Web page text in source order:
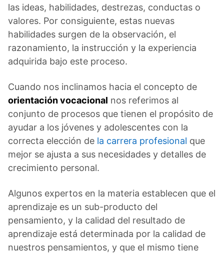
las ideas, habilidades, destrezas, conductas o
valores. Por consiguiente, estas nuevas
habilidades surgen de la observación, el
razonamiento, la instrucción y la experiencia
adquirida bajo este proceso.
Cuando nos inclinamos hacia el concepto de
orientaciónvocacional nos referimos al
conjunto de procesos que tienen el propósito de
ayudar a los jóvenes y adolescentes con la
correcta elección de la carrera profesional que
mejor se ajusta a sus necesidades y detalles de
crecimiento personal.
Algunos expertos en la materia establecen que el
aprendizaje es un sub-producto del
pensamiento, y la calidad del resultado de
aprendizaje está determinada por la calidad de
nuestros pensamientos, y que el mismo tiene